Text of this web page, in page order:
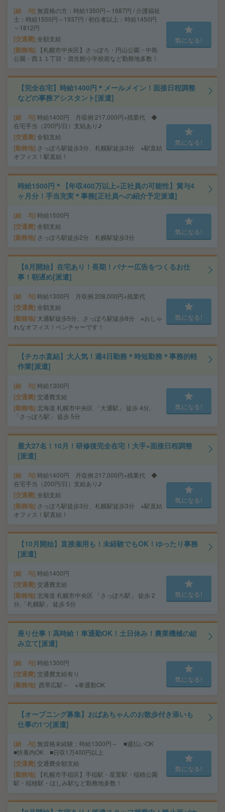
給 与 無資格の方：時給1350円～1687円 / 介護福祉
士：時給1550円～1937円 / 初任者以上：時給1450円
～1812円
交通費 全額支給
勤務地
【札幌市中央区】さっぽろ・円山公園・中島
公園・西１１丁目・資生館小学校前など勤務地多数！
気になる!
【完全在宅】時給1400円＊メールメイン！面接日程調整
などの事務アシスタント[派遣]
給 与 時給1400円 月収例 217,000円+残業代 ◆
在宅手当（200円/日）支給あり♪
交通費 全額支給
勤務地 さっぽろ駅徒歩3分、札幌駅徒歩3分 ※駅直結
オフィス！駅直結！
気になる!
時給1500円＊【年収400万以上×正社員の可能性】賞与4
ヶ月分！手当充実＊事務[正社員への紹介予定派遣]
給 与 時給1500円
交通費 全額支給
勤務地 さっぽろ駅徒歩2分、札幌駅徒歩3分
気になる!
【8月開始】在宅あり！長期！バナー広告をつくるお仕
事！朝遅め[派遣]
給 与 時給1300円 月収例 208,000円+残業代
交通費 全額支給
勤務地 大通駅徒歩5分、さっぽろ駅徒歩8分 ※おしゃ
れなオフィス！ベンチャーです！
気になる!
【チカホ直結】大人気！週4日勤務＊時短勤務＊事務的軽
作業[派遣]
給 与 時給1300円
交通費 交通費支給
勤務地 北海道 札幌市中央区 「大通駅」 徒歩 4分,
「さっぽろ駅」 徒歩 5分
気になる!
最大27名！10月！研修後完全在宅！大手×面接日程調整
[派遣]
給 与 時給1400円 月収例 217,000円+残業代 ◆
在宅手当（200円/日）支給あり♪
交通費 全額支給
勤務地 さっぽろ駅徒歩3分、札幌駅徒歩3分 ※駅直結
オフィス！駅直結！
気になる!
【10月開始】直接雇用も！未経験でもOK！ゆったり事務
[派遣]
給 与 時給1400円
交通費 交通費支給
勤務地 北海道 札幌市中央区 「さっぽろ駅」 徒歩 2
分,「札幌駅」 徒歩 5分
気になる!
座り仕事！高時給！車通勤OK！土日休み！農業機械の組
み立て[派遣]
給 与 時給1300円
交通費 交通費支給有り
勤務地 西帯広駅～ ※車通勤OK
気になる!
【オープニング募集】おばあちゃんのお散歩付き添いも
仕事の1つ[派遣]
給 与 無資格未経験：時給1300円～ ■週払いOK
■扶養内OK ■日収1万400円以上
交通費 交通費全額支給
勤務地
【札幌市手稲区】手稲駅・星置駅・稲積公園
駅・稲穂駅・ほしみ駅など勤務地多数！
気になる!